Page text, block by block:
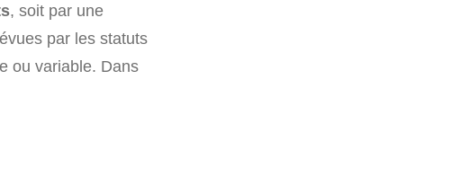
, soit par une
par les statuts
ou variable. Dans